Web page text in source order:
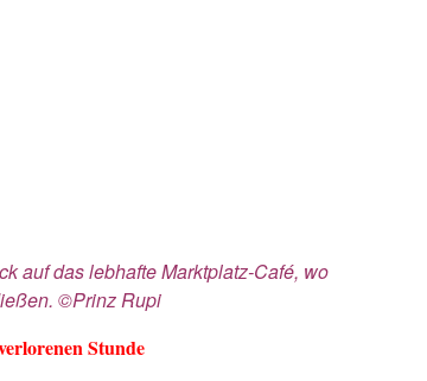
auf das lebhafte Marktplatz-Café, wo
©Prinz Rupi
Stunde